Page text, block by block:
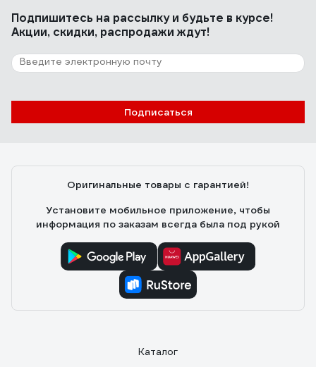
Подпишитесь на рассылкуи будьте в курсе!
Акции, скидки, распродажи ждут!
Подписаться
Оригинальные товары с гарантией!
Установите мобильное приложение, чтобы
информация по заказам всегда была под рукой
Каталог